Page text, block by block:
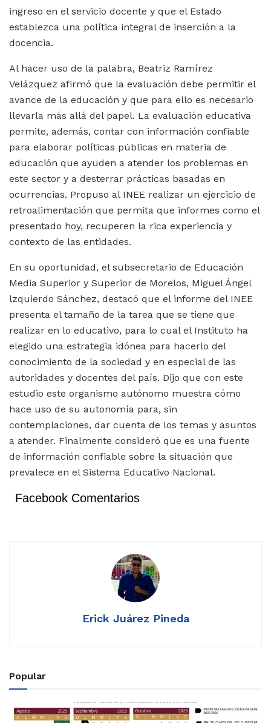
ingreso en el servicio docente y que el Estado
establezca una política integral de inserción a la
docencia.
Al hacer uso de la palabra, Beatriz Ramírez
Velázquez afirmó que la evaluación debe permitir el
avance de la educación y que para ello es necesario
llevarla más allá del papel. La evaluación educativa
permite, además, contar con información confiable
para elaborar políticas públicas en materia de
educación que ayuden a atender los problemas en
este sector y a desterrar prácticas basadas en
ocurrencias. Propuso al INEE realizar un ejercicio de
retroalimentación que permita que informes como el
presentado hoy, recuperen la rica experiencia y
contexto de las entidades.
En su oportunidad, el subsecretario de Educación
Media Superior y Superior de Morelos, Miguel Ángel
lzquierdo Sánchez, destacó que el informe del INEE
presenta el tamaño de la tarea que se tiene que
realizar en lo educativo, para lo cual el Instituto ha
elegido una estrategia idónea para hacerlo del
conocimiento de la sociedad y en especial de las
autoridades y docentes del país. Dijo que con este
estudio este organismo autónomo muestra cómo
hace uso de su autonomía para, sin
contemplaciones, dar cuenta de los temas y asuntos
a atender. Finalmente consideró que es una fuente
de información confiable sobre la situación que
prevalece en el Sistema Educativo Nacional.
Facebook Comentarios
Erick Juárez Pineda
Popular